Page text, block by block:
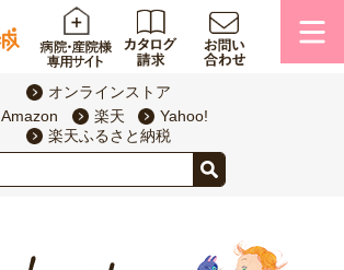
オンラインストア
Amazon
楽天
Yahoo!
楽天ふるさと納税